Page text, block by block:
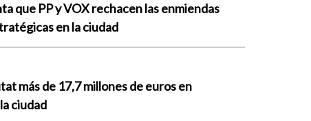
que PP y VOX rechacen las enmiendas
en la ciudad
más de 17,7 millones de euros en
ciudad